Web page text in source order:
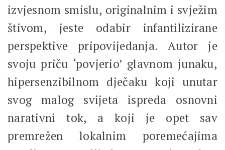
izvjesnom smislu, originalnim i svježim
štivom, jeste odabir infantilizirane
perspektive pripovijedanja. Autor je
svoju priču ‘povjerio’ glavnom junaku,
hipersenzibilnom dječaku koji unutar
svog malog svijeta ispreda osnovni
narativni tok, a koji je opet sav
premrežen lokalnim poremećajima